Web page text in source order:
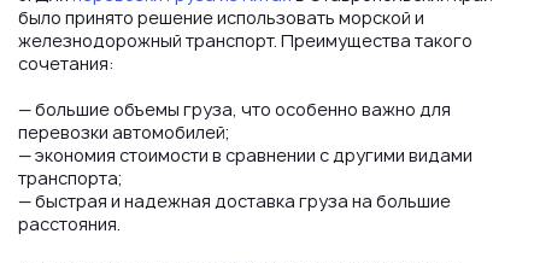
было принято решение использовать морской и
железнодорожный транспорт. Преимущества такого
сочетания:
— большие объемы груза, что особенно важно для
перевозки автомобилей;
— экономия стоимости в сравнении с другими видами
транспорта;
— быстрая и надежная доставка груза на большие
расстояния.